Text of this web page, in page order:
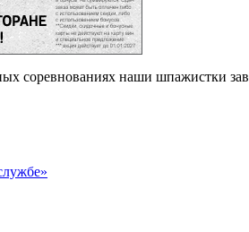
соревнованиях наши шпажистки